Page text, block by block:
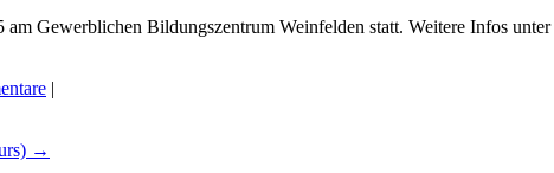
Gewerblichen Bildungszentrum Weinfelden statt. Weitere Infos unter
|
→